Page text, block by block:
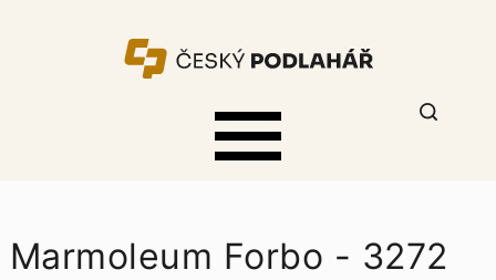
Marmoleum Forbo - 3272